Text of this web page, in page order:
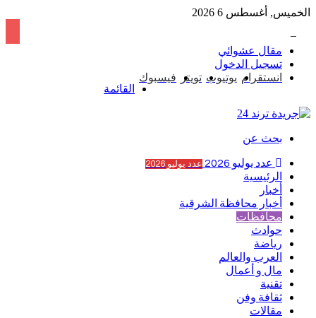
الخميس, أغسطس 6 2026
مقال عشوائي
تسجيل الدخول
انستقرام يوتيوب تويتر
فيسبوك
القائمة
بحث عن
عدد يوليو 2026 عدد يوليو 2026
الرئيسية
أخبار
أخبار محافظة الشرقية
محافظات
حوادث
رياضة
العرب والعالم
مال و أعمال
تقنية
ثقافة وفن
مقالات